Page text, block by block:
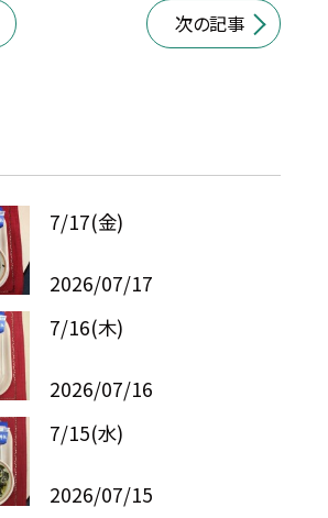
次の記事
7/17(金)
2026/07/17
7/16(木)
2026/07/16
7/15(水)
2026/07/15